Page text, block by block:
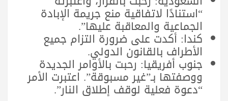
“استنادًا لاتفاقية منع جريمة الإبادة
الجماعية والمعاقبة عليها”.
كندا: أكدت على ضرورة التزام جميع
الأطراف بالقانون الدولي.
جنوب أفريقيا: رحبت بالأوامر الجديدة
ووصفتها بـ”غير مسبوقة”. اعتبرت الأمر
“دعوة فعلية لوقف إطلاق النار”.